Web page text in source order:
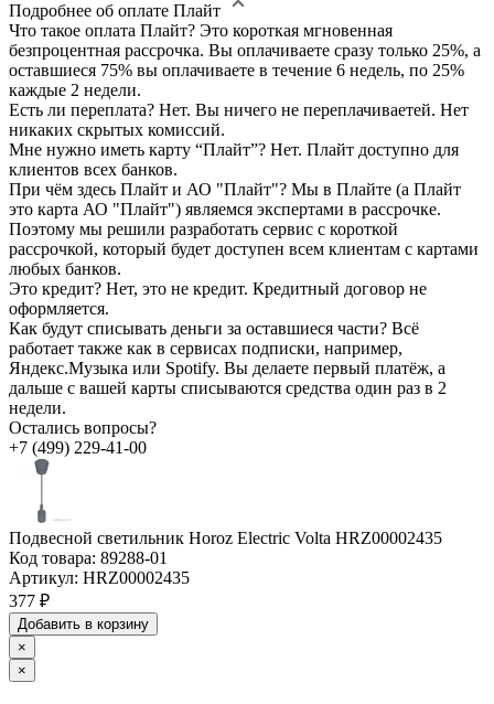
Подробнее об оплате Плайт
Что такое оплата Плайт? Это короткая мгновенная
безпроцентная рассрочка. Вы оплачиваете сразу только 25%, а
оставшиеся 75% вы оплачиваете в течение 6 недель, по 25%
каждые 2 недели.
Есть ли переплата? Нет. Вы ничего не переплачиваетей. Нет
никаких скрытых комиссий.
Мне нужно иметь карту “Плайт”? Нет. Плайт доступно для
клиентов всех банков.
При чём здесь Плайт и АО "Плайт"? Мы в Плайте (а Плайт
это карта АО "Плайт") являемся экспертами в рассрочке.
Поэтому мы решили разработать сервис с короткой
рассрочкой, который будет доступен всем клиентам с картами
любых банков.
Это кредит? Нет, это не кредит. Кредитный договор не
оформляется.
Как будут списывать деньги за оставшиеся части? Всё
работает также как в сервисах подписки, например,
Яндекс.Музыка или Spotify. Вы делаете первый платёж, а
дальше с вашей карты списываются средства один раз в 2
недели.
Остались вопросы?
+7 (499) 229-41-00
Подвесной светильник Horoz Electric Volta HRZ00002435
Код товара: 89288-01
Артикул: HRZ00002435
377 ₽
Добавить в корзину
×
×